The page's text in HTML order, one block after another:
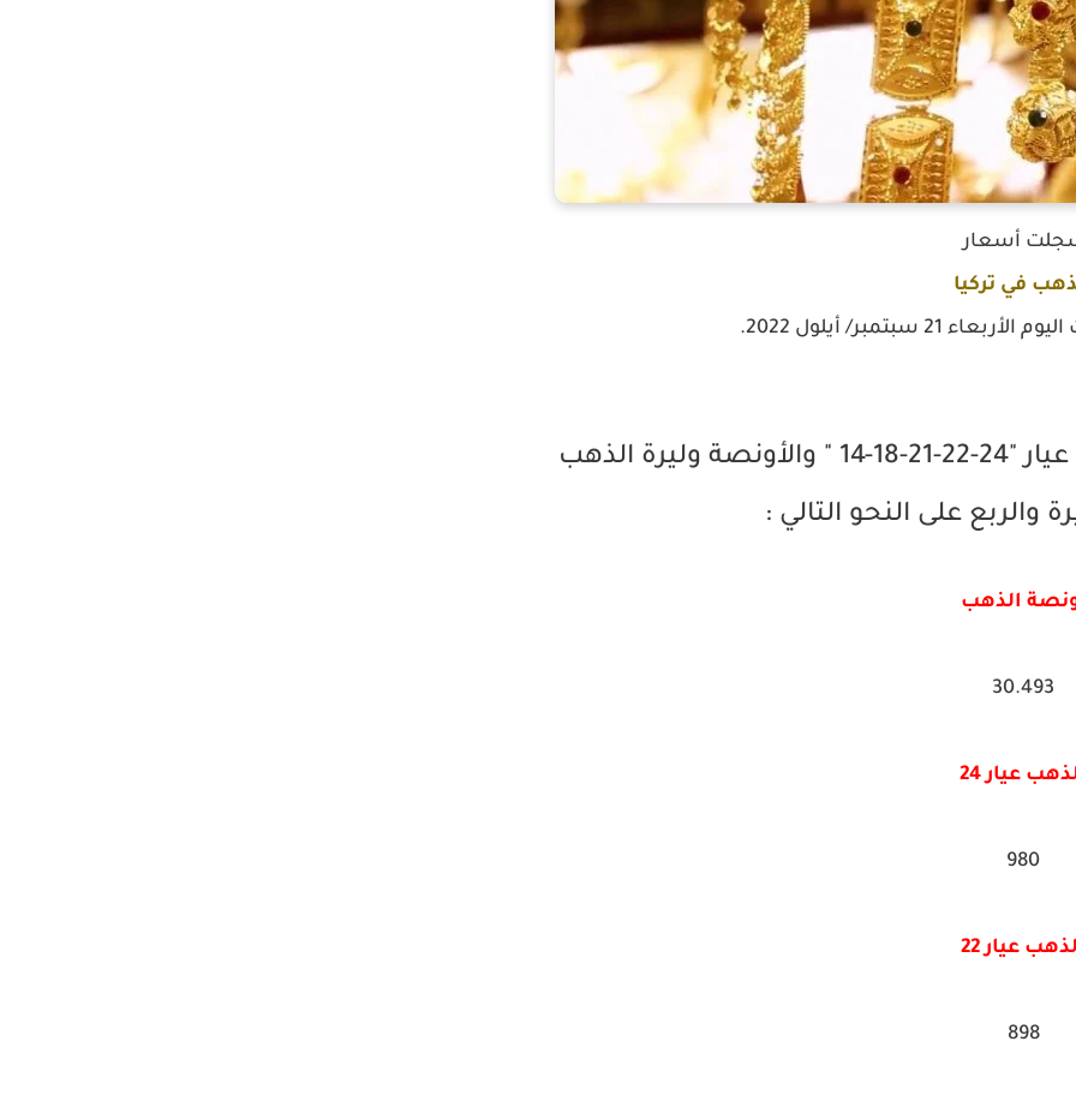
أسعار
في تركيا
سبتمبر/ أيلول 2022.
وكان سعر غرام الذهب في تركيا من عيار "24-22-21-18-14 " والأونصة وليرة الذهب
والربع على النحو التالي :
الذهب
30.493
عيار 24
980
عيار 22
898